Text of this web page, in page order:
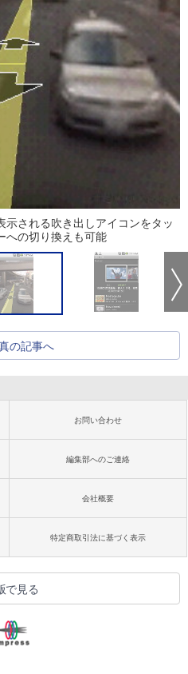
される吹き出しアイコンをタッ
への切り換えも可能
の記事へ
お問い合わせ
編集部へのご連絡
会社概要
特定商取引法に基づく表示
で見る